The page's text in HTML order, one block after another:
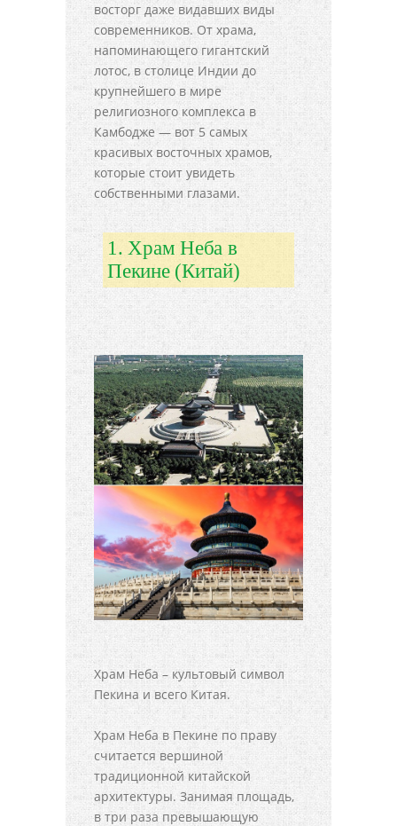
восторг даже видавших виды
современников. От храма,
напоминающего гигантский
лотос, в столице Индии до
крупнейшего в мире
религиозного комплекса в
Камбодже — вот 5 самых
красивых восточных храмов,
которые стоит увидеть
собственными глазами.
1. Храм Неба в
Пекине (Китай)
Храм Неба – культовый символ
Пекина и всего Китая.
Храм Неба в Пекине по праву
считается вершиной
традиционной китайской
архитектуры. Занимая площадь,
в три раза превышающую